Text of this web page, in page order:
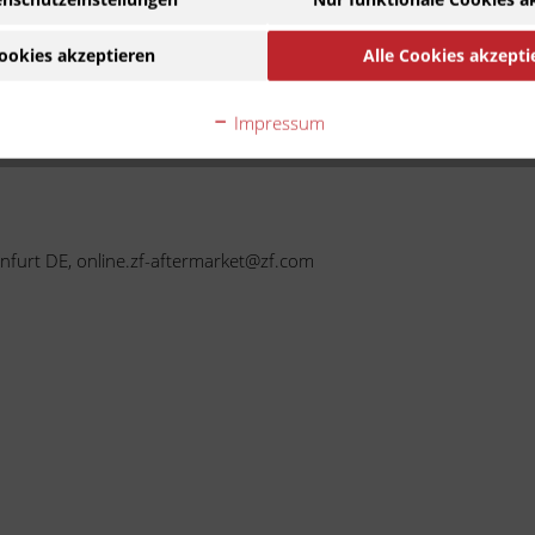
handelt es sich um ein Zubehör-/Ersatzteil eines
des Motorradherstellers hergestellt wurde. Die
DE, online.zf-aftermarket@zf.com
akzeptieren Alle Cookies
Impressum